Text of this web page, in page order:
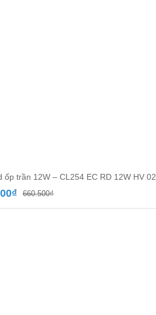
ốp trần 12W – CL254 EC RD 12W HV 02
660.500₫Giá
₫
Giá